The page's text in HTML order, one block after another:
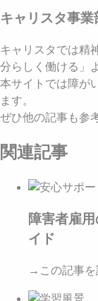
キャリスタ事
キャリスタでは精
分らしく働ける」
本サイトでは障が
ます。
ぜひ他の記事も参
関連記事
障害者雇
イド
→この記事を